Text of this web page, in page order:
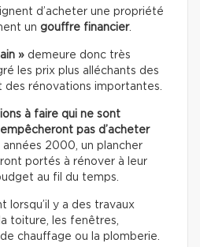
d’acheter une propriété
un gouffre financier.
» demeure donc très
les prix plus alléchants des
rénovations importantes.
à faire qui ne sont
pas d’acheter
2000, un plancher
portés à rénover à leur
au fil du temps.
lorsqu’il y a des travaux
toiture, les fenêtres,
chauffage ou la plomberie.